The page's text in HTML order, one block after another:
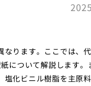
なります。ここでは、
について解説します。
塩化ビニル樹脂を主原